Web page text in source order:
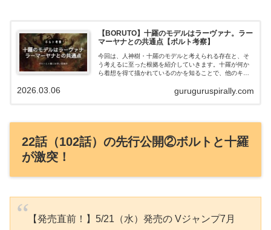
【BORUTO】十羅のモデルはラーヴァナ。ラー
マーヤナとの共通点【ボルト考察】
今回は、人神樹・十羅のモデルと考えられる存在と、そ
う考えるに至った根拠を紹介していきます。十羅が何か
ら着想を得て描かれているのかを知ることで、他のキャ
の今後の展開まで見えてくるかもしれません。
guruguruspirally.com
2026.03.06
22話（102話）の先行公開②ボルトと十羅
が激突！
【発売直前！】5/21（水）発売の Vジャンプ7月